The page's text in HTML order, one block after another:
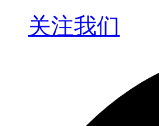
关注我们